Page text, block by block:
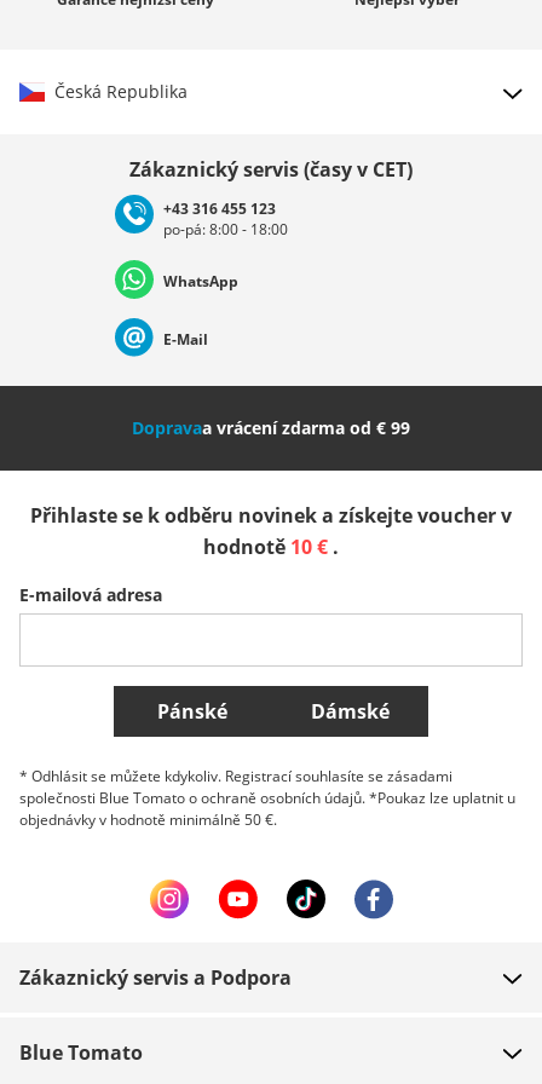
Česká Republika
Deutschland Österreich
Nederland Italia (Italiano) Italien (Deutsch)
Slovenija
Belgique (Français) Danmark Norge
Všechny země
Zákaznický servis (časy v CET)
+43 316 455 123
po-pá: 8:00 - 18:00
WhatsApp
E-Mail
Dopravaa vrácení zdarma od € 99
Přihlaste se k odběru novinek a získejte voucher v
hodnotě 10 € .
E-mailová adresa
Pánské Dámské
* Odhlásit se můžete kdykoliv. Registrací souhlasíte se zásadami
společnosti Blue Tomato o ochraně osobních údajů. *Poukaz lze uplatnit u
objednávky v hodnotě minimálně 50 €.
Zákaznický servis a Podpora
Blue Tomato